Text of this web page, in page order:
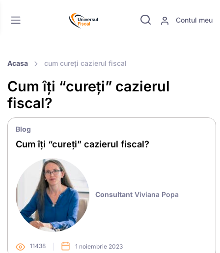
Contul meu
Acasa cum cureți cazierul fiscal
Cum îți “cureți” cazierul
fiscal?
Blog
Cum îți “cureți” cazierul fiscal?
Consultant Viviana Popa
11438 1 noiembrie 2023